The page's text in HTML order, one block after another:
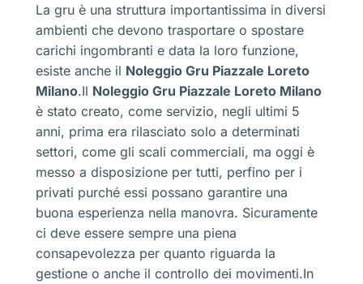
La gru è una struttura importantissima in diversi
ambienti che devono trasportare o spostare
carichi ingombranti e data la loro funzione,
esiste anche il Noleggio Gru Piazzale Loreto
Milano.Il Noleggio Gru Piazzale Loreto Milano
è stato creato, come servizio, negli ultimi 5
anni, prima era rilasciato solo a determinati
settori, come gli scali commerciali, ma oggi è
messo a disposizione per tutti, perfino per i
privati purché essi possano garantire una
buona esperienza nella manovra. Sicuramente
ci deve essere sempre una piena
consapevolezza per quanto riguarda la
gestione o anche il controllo dei movimenti.In